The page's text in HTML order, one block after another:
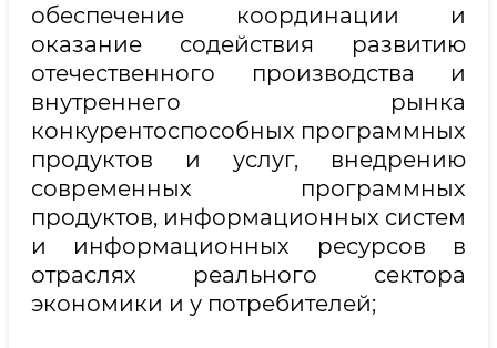
обеспечение координации и
оказание содействия развитию
отечественного производства и
внутреннего рынка
конкурентоспособных программных
продуктов и услуг, внедрению
современных программных
продуктов, информационных систем
и информационных ресурсов в
отраслях реального сектора
экономики и у потребителей;